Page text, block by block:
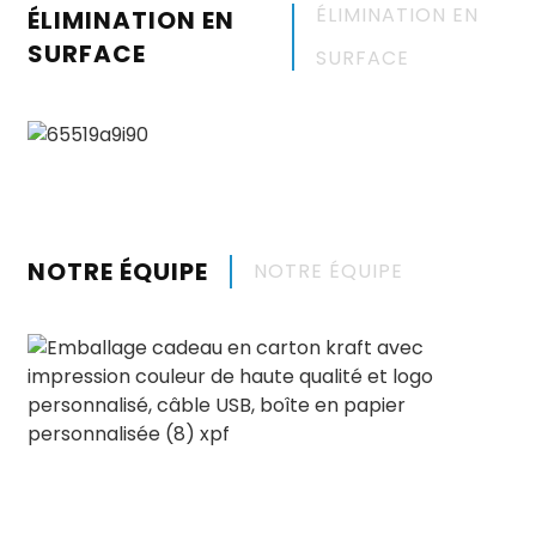
ÉLIMINATION EN
SURFACE
ÉLIMINATION EN
SURFACE
NOTRE ÉQUIPE NOTRE ÉQUIPE